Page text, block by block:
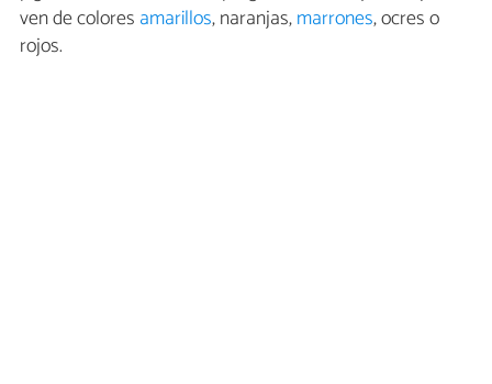
ven de colores amarillos, naranjas,marrones, ocres o
rojos.